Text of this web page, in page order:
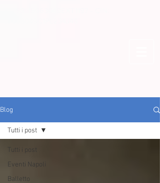
Blog
Tutti i post
Eventi Napoli
Balletto
Tutti i post